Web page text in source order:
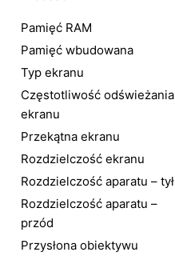
Pamięć RAM
Pamięć wbudowana
Typ ekranu
Częstotliwość odświeżania
ekranu
Przekątna ekranu
Rozdzielczość ekranu
Rozdzielczość aparatu – tył
Rozdzielczość aparatu –
przód
Przysłona obiektywu